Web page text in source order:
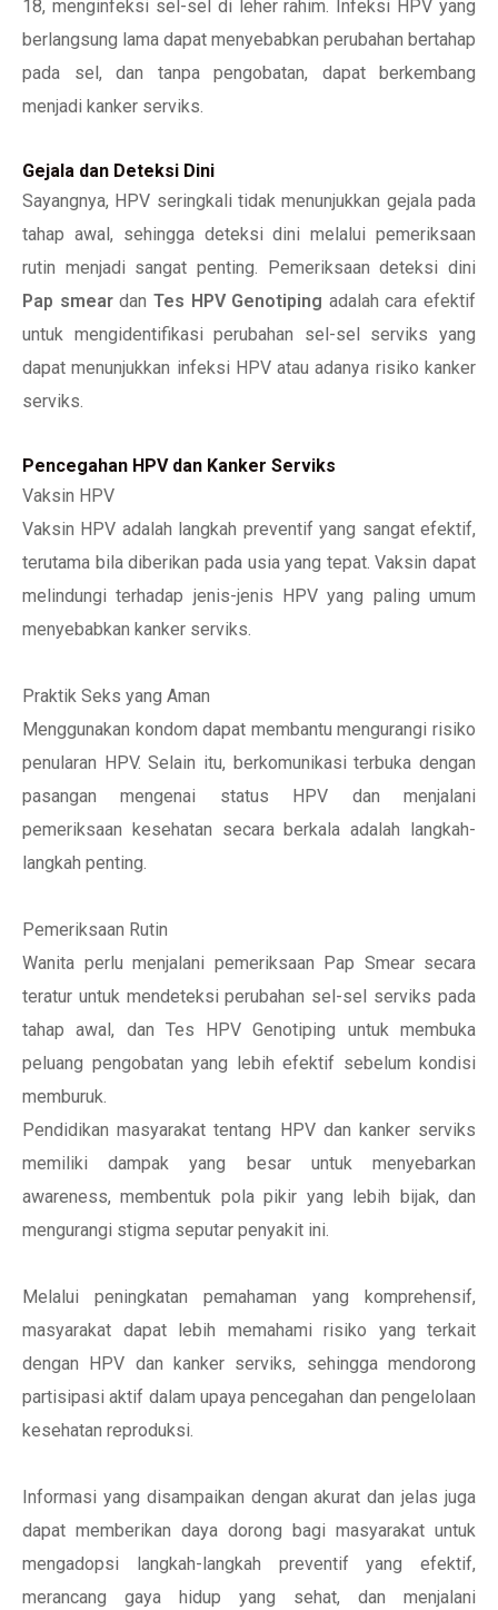
18, menginfeksi sel-sel di leher rahim. Infeksi HPV yang
berlangsung lama dapat menyebabkan perubahan bertahap
pada sel, dan tanpa pengobatan, dapat berkembang
menjadi kanker serviks.
Gejala dan Deteksi Dini
Sayangnya, HPV seringkali tidak menunjukkan gejala pada
tahap awal, sehingga deteksi dini melalui pemeriksaan
rutin menjadi sangat penting. Pemeriksaan deteksi dini
Pap smeardan Tes HPV Genotiping adalah cara efektif
untuk mengidentifikasi perubahan sel-sel serviks yang
dapat menunjukkan infeksi HPV atau adanya risiko kanker
serviks.
Pencegahan HPV dan Kanker Serviks
Vaksin HPV
Vaksin HPV adalah langkah preventif yang sangat efektif,
terutama bila diberikan pada usia yang tepat. Vaksin dapat
melindungi terhadap jenis-jenis HPV yang paling umum
menyebabkan kanker serviks.
Praktik Seks yang Aman
Menggunakan kondom dapat membantu mengurangi risiko
penularan HPV. Selain itu, berkomunikasi terbuka dengan
pasangan mengenai status HPV dan menjalani
pemeriksaan kesehatan secara berkala adalah langkah-
langkah penting.
Pemeriksaan Rutin
Wanita perlu menjalani pemeriksaan Pap Smear secara
teratur untuk mendeteksi perubahan sel-sel serviks pada
tahap awal, dan Tes HPV Genotiping untuk membuka
peluang pengobatan yang lebih efektif sebelum kondisi
memburuk.
Pendidikan masyarakat tentang HPV dan kanker serviks
memiliki dampak yang besar untuk menyebarkan
awareness, membentuk pola pikir yang lebih bijak, dan
mengurangi stigma seputar penyakit ini.
Melalui peningkatan pemahaman yang komprehensif,
masyarakat dapat lebih memahami risiko yang terkait
dengan HPV dan kanker serviks, sehingga mendorong
partisipasi aktif dalam upaya pencegahan dan pengelolaan
kesehatan reproduksi.
Informasi yang disampaikan dengan akurat dan jelas juga
dapat memberikan daya dorong bagi masyarakat untuk
mengadopsi langkah-langkah preventif yang efektif,
merancang gaya hidup yang sehat, dan menjalani